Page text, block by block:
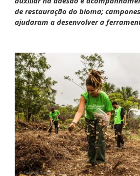
de restauração do bioma;
ajudaram a desenvolver a